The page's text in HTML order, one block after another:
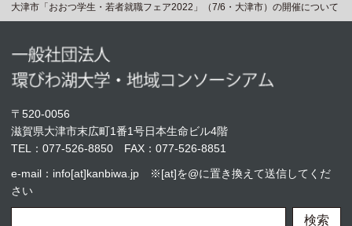
大津市「おおつ学生・若者就職フェア2022」（7/6・大津市）の開催について
〒520-0056
滋賀県大津市末広町1番1号日本生命ビル4階
TEL： 077-526-8850 FAX：077-526-8851
e-mail：info[at]kanbiwa.jp ※[at]を@に置き換えて送信してくだ
さい
検索